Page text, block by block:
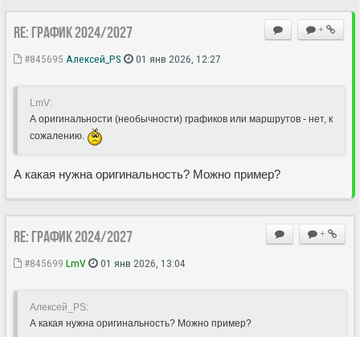
+
Re: ГРАФИК 2024/2027
#845695 Алексей_PS 01 янв 2026, 12:27
LmV:
А оригинальности (необычности) графиков или маршрутов - нет, к
сожалению.
А какая нужна оригинальность? Можно пример?
+
Re: ГРАФИК 2024/2027
#845699 LmV 01 янв 2026, 13:04
Алексей_PS:
А какая нужна оригинальность? Можно пример?